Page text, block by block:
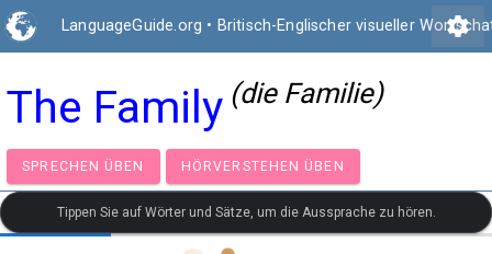
LanguageGuide.org • Britisch-Englischer visueller settings
The Family (die Familie)
SPRECHEN ÜBEN HÖRVERSTEHEN ÜBEN
Tippen Sie auf Wörter und Sätze, um die Aussprache zu hören.